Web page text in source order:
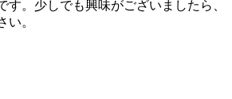
す。少しでも興味がございましたら、
い。